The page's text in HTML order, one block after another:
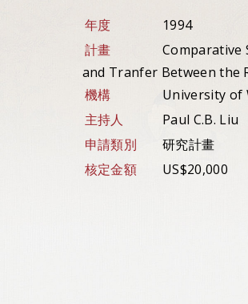
年度
1994
計畫
Comparative
and Tranfer Between the
機構
University of
主持人
Paul C.B. Liu
申請類別
研究計畫
核定金額
US$20,000